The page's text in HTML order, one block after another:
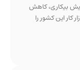
و افزایش بیکاری، کاهش
این کشور را